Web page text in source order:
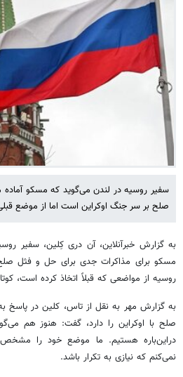
سفیر روسیه در لندن می‌گوید که مسکو آماده
صلح بر سر جنگ اوکراین است اما از موضع
به گزارش خبرآنلاین، آن دری کِلین، سفیر
مسکو برای مذاکرات جدی برای حل و فثل
روسیه از مواضعی که قبلاً اتخاذ کرده است،
به گزارش مهر به نقل از تاس، کلین در پاسخ
صلح با اوکراین را دارد، گفت: هنوز هم
دراین‌باره هستیم. ما موضع خود را مشخص
نمی‌کنم که نیازی به تکرار باشد.